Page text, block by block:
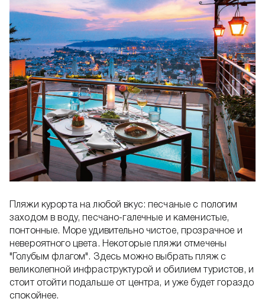
Пляжи курорта на любой вкус: песчаные с пологим
заходом в воду, песчано-галечные и каменистые,
понтонные. Море удивительно чистое, прозрачное и
невероятного цвета. Некоторые пляжи отмечены
"Голубым флагом". Здесь можно выбрать пляж с
великолепной инфраструктурой и обилием туристов, и
стоит отойти подальше от центра, и уже будет гораздо
спокойнее.